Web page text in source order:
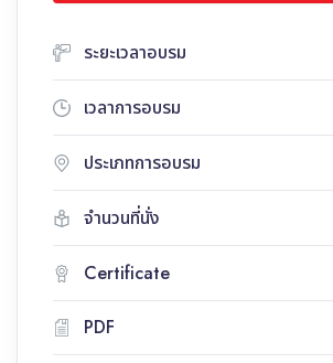
ระยะเวลาอบรม
เวลาการอบรม
ประเภทการอบรม
จำนวนที่นั่ง
Certificate
PDF